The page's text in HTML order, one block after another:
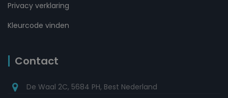
Privacy verklaring
Kleurcode vinden
Contact
De Waal 2C, 5684 PH, Best Nederland